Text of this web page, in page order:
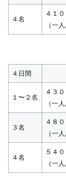
４名
４１
（一
４日間
１〜２名
４３
（一
３名
４８
（一
４名
５４
（一